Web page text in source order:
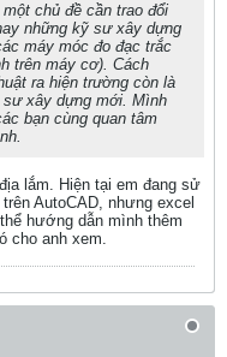
chủ đề cần trao đổi
những kỹ sư xây dựng
máy móc đo đạc trắc
trên máy cơ). Cách
ra hiện trường còn là
xây dựng mới. Mình
bạn cùng quan tâm
lắm. Hiện tại em đang sử
AutoCAD, nhưng excel
hướng dẫn mình thêm
cho anh xem.